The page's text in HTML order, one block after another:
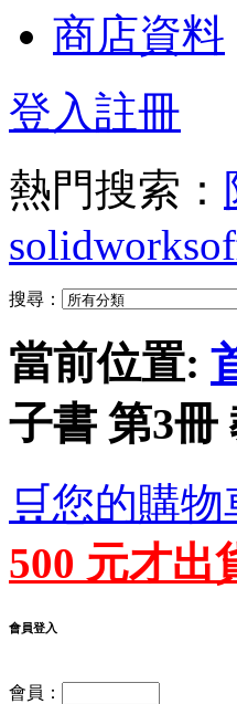
商店資料
登入註冊
熱門搜索：
solidworks
搜尋：
當前位置:
子書 第3冊
🛒您的購
500 元才出
會員登入
會員：